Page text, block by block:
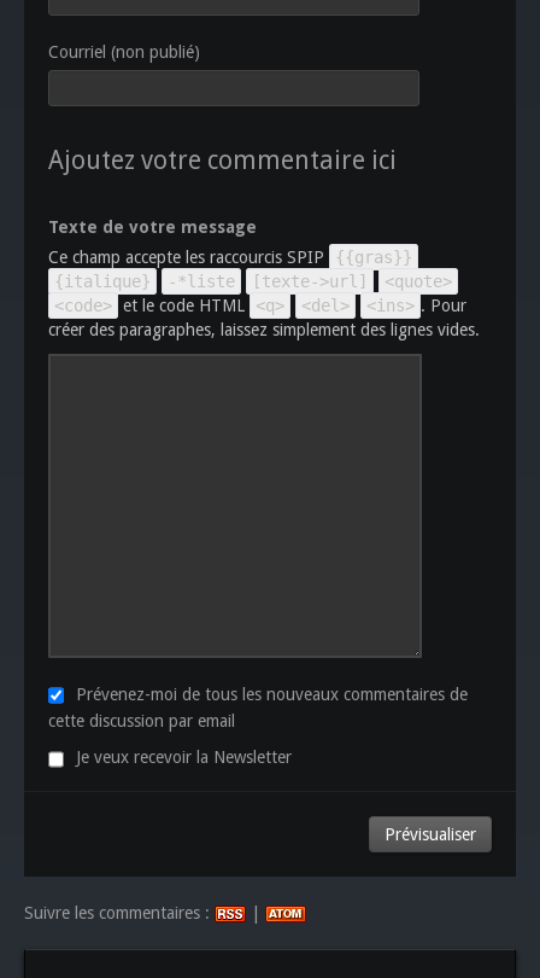
Courriel (non publié)
Ajoutez votre commentaire ici
Texte de votre message
Ce champ accepte les raccourcis SPIP
{{gras}}
{italique}
-*liste [texte->url]
<quote>
<code> et le code HTML <q> <del> <ins> . Pour
créer des paragraphes, laissez simplement des lignes vides.
Prévenez-moi de tous les nouveaux commentaires de
cette discussion par email
Je veux recevoir la Newsletter
Suivre les commentaires : |